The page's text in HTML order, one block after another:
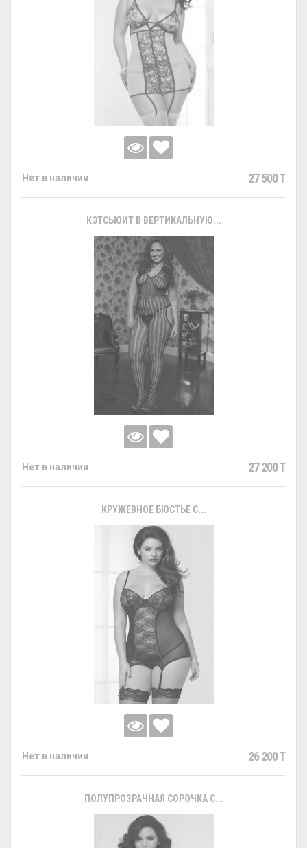
Нет в наличии 27 500 T
КЭТСЬЮИТ В ВЕРТИКАЛЬНУЮ...
Нет в наличии 27 200 T
КРУЖЕВНОЕ БЮСТЬЕ С...
Нет в наличии 26 200 T
ПОЛУПРОЗРАЧНАЯ СОРОЧКА С...